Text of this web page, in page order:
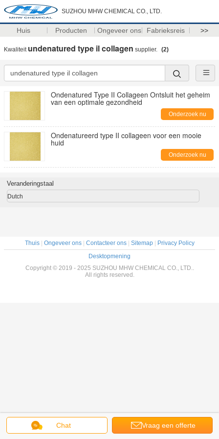
SUZHOU MHW CHEMICAL CO., LTD.
Huis Producten Ongeveer ons Fabrieksreis >>
Kwaliteit undenatured type il collagen supplier. (2)
Ondenatured Type II Collageen Ontsluit het geheim
van een optimale gezondheid
Onderzoek nu
Ondenatureerd type II collageen voor een mooie
huid
Onderzoek nu
Chat Vraag een offerte
Veranderingstaal
Dutch
Thuis| Ongeveer ons| Contacteer ons| Sitemap|
Privacy Policy
Desktopmening
Copyright © 2019 - 2025 SUZHOU MHW CHEMICAL CO., LTD..
All rights reserved.